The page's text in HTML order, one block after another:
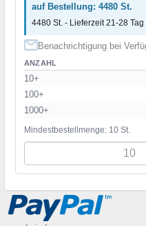
auf Bestellung: 4480 St.
4480 St. - Lieferzeit 21-28 Tag
Benachrichtigung bei
ANZAHL
10+
100+
1000+
Mindestbestellmenge: 10 St.